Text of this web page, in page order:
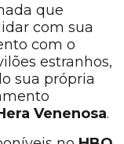
que
com sua
com o
estranhos,
sua própria
Venenosa.